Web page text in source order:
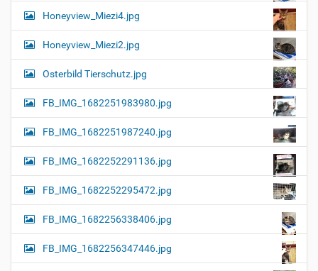
Honeyview_Miezi4.jpg
Honeyview_Miezi2.jpg
Osterbild Tierschutz.jpg
FB_IMG_1682251983980.jpg
FB_IMG_1682251987240.jpg
FB_IMG_1682252291136.jpg
FB_IMG_1682252295472.jpg
FB_IMG_1682256338406.jpg
FB_IMG_1682256347446.jpg